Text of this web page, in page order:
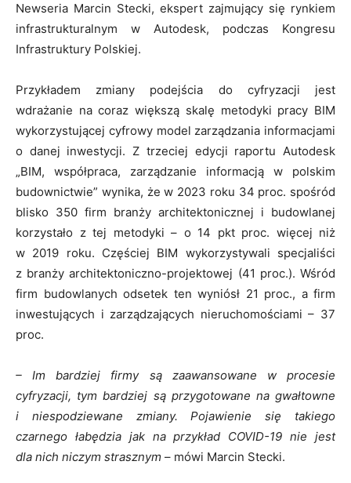
Newseria Marcin Stecki, ekspert zajmujący się rynkiem
infrastrukturalnym w Autodesk, podczas Kongresu
Infrastruktury Polskiej.
Przykładem zmiany podejścia do cyfryzacji jest
wdrażanie na coraz większą skalę metodyki pracy BIM
wykorzystującej cyfrowy model zarządzania informacjami
o danej inwestycji. Z trzeciej edycji raportu Autodesk
„BIM, współpraca, zarządzanie informacją w polskim
budownictwie” wynika, że w 2023 roku 34 proc. spośród
blisko 350 firm branży architektonicznej i budowlanej
korzystało z tej metodyki – o 14 pkt proc. więcej niż
w 2019 roku. Częściej BIM wykorzystywali specjaliści
z branży architektoniczno-projektowej (41 proc.). Wśród
firm budowlanych odsetek ten wyniósł 21 proc., a firm
inwestujących i zarządzających nieruchomościami – 37
proc.
– Im bardziej firmy są zaawansowane w procesie
cyfryzacji, tym bardziej są przygotowane na gwałtowne
i niespodziewane zmiany. Pojawienie się takiego
czarnego łabędzia jak na przykład COVID-19 nie jest
dla nich niczym strasznym – mówi Marcin Stecki.